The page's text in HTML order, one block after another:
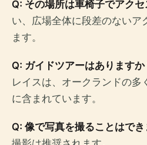
Q: その場所は車椅子でアクセ
い、広場全体に段差のないア
ます。
Q: ガイドツアーはありますか
レイスは、オークランドの多
に含まれています。
Q: 像で写真を撮ることはでき